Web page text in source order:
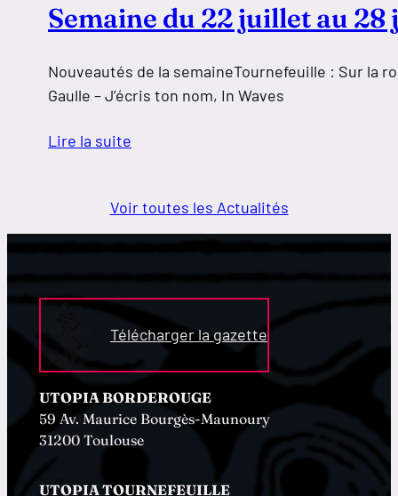
Semaine du 22 juillet au
Nouveautés de la semaineTournefeuille : Sur la
Gaulle – J’écris ton nom, In Waves
Lire la suite
Voir toutes les Actualités
Télécharger la gazette
UTOPIA BORDEROUGE
59 Av. Maurice Bourgès-Maunoury
31200 Toulouse
UTOPIA TOURNEFEUILLE